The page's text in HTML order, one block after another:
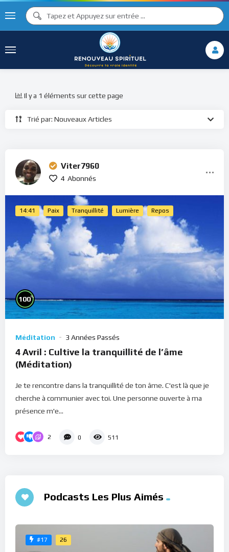
Trié par: Nouveaux Articles
Il y a 1 éléments sur cette page
Viter7960
4 Abonnés
14:41 Paix Tranquillité Lumière Repos
100%
Méditation 3 Années Passés
4 Avril : Cultive la tranquillité de l’âme
(Méditation)
Je te rencontre dans la tranquillité de ton âme. C'est là que je
cherche à communier avec toi. Une personne ouverte à ma
présence m'e...
2 0 511
Podcasts Les Plus Aimés
#17 26